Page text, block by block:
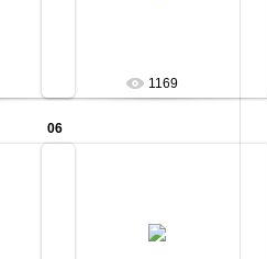
1169
06